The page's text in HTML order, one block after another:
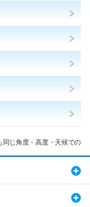
じ角度・高度・天候での